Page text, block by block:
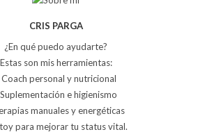
CRIS PARGA
¿En qué puedo ayudarte?
Estas son mis herramientas:
Coach personal y nutricional
e higienismo
manuales y energéticas
para mejorar tu status vital.